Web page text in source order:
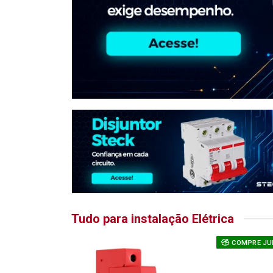
Tudo para instalação Elétrica
COMPRE